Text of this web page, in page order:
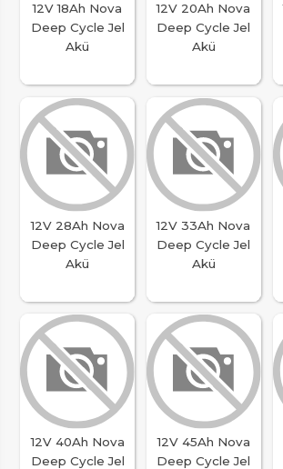
12V 18Ah Nova
Deep Cycle Jel
Akü
12V 20Ah Nova
Deep Cycle Jel
Akü
12V 28Ah Nova
Deep Cycle Jel
Akü
12V 33Ah Nova
Deep Cycle Jel
Akü
12V 40Ah Nova
Deep Cycle Jel
12V 45Ah Nova
Deep Cycle Jel